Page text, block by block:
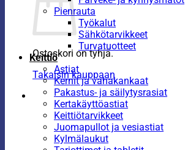
Ostoskori on tyhjä.
Takaisin kauppaan
Pienrauta
Työkalut
Sähkötarvikkeet
Turvatuotteet
Keittiö
Astiat
Kernit ja vahakankaat
Pakastus- ja säilytysrasiat
Kertakäyttöastiat
Keittiötarvikkeet
Juomapullot ja vesiastiat
Kylmälaukut